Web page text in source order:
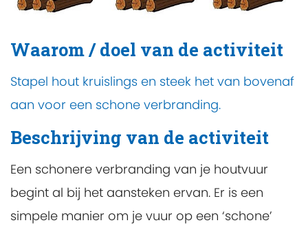
Waarom / doel van de activiteit
Stapel hout kruislings en steek het van bovenaf
aan voor een schone verbranding.
Beschrijving van de activiteit
Een schonere verbranding van je houtvuur
begint al bij het aansteken ervan. Er is een
simpele manier om je vuur op een ‘schone’